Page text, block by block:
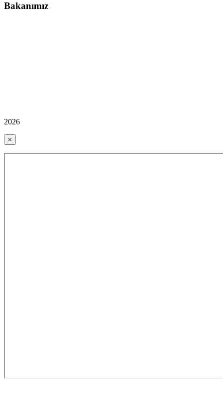
Bakanımız
2026
×